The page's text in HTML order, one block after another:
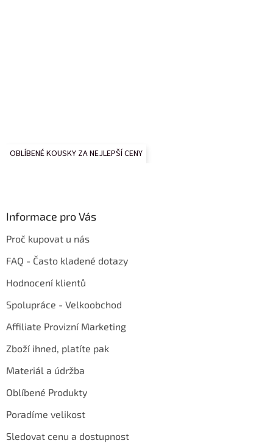
OBLÍBENÉ KOUSKY ZA NEJLEPŠÍ CENY
Informace pro Vás
Proč kupovat u nás
FAQ - Často kladené dotazy
Hodnocení klientů
Spolupráce - Velkoobchod
Affiliate Provizní Marketing
Zboží ihned, platíte pak
Materiál a údržba
Oblíbené Produkty
Poradíme velikost
Sledovat cenu a dostupnost